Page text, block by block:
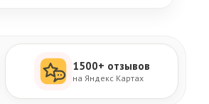
1500+ отзывов
на Яндекс Картах